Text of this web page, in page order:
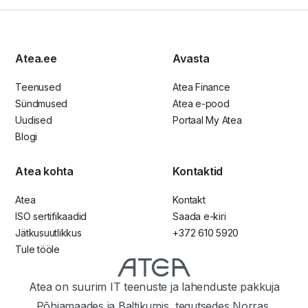
Atea on suurim IT teenuste ja lahenduste pakkuja
Atea.ee
Teenused
Sündmused
Uudised
Blogi
Avasta
Atea Finance
Atea e-pood
Portaal My Atea
Atea kohta
Atea
ISO sertifikaadid
Jätkusuutlikkus
Tule tööle
Kontaktid
Kontakt
Saada e-kiri
+372 610 5920